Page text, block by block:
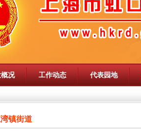
况 工作动态 代表园地
镇街道